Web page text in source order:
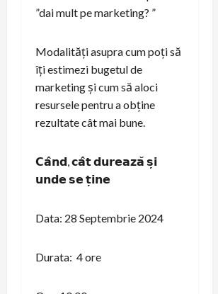
”dai mult pe marketing? ”
Modalități asupra cum poți să
îți estimezi bugetul de
marketing și cum să aloci
resursele pentru a obține
rezultate cât mai bune.
𝗖𝗮̂𝗻𝗱, 𝗰𝗮̂𝘁 𝗱𝘂𝗿𝗲𝗮𝘇𝗮̆ 𝘀̦𝗶
𝘂𝗻𝗱𝗲 𝘀𝗲 𝘁̦𝗶𝗻𝗲
Data: 28 Septembrie 2024
Durata: 4 ore